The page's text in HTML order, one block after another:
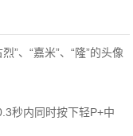
”、“嘉米”、“隆”的头像
秒内同时按下轻P+中